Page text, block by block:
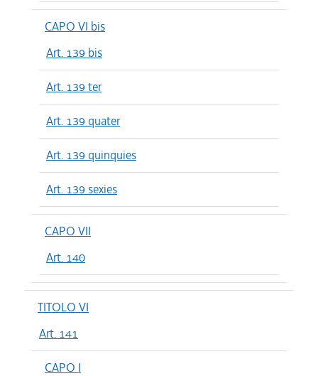
CAPO VI bis
Art. 139 bis
Art. 139 ter
Art. 139 quater
Art. 139 quinquies
Art. 139 sexies
CAPO VII
Art. 140
TITOLO VI
Art. 141
CAPO I